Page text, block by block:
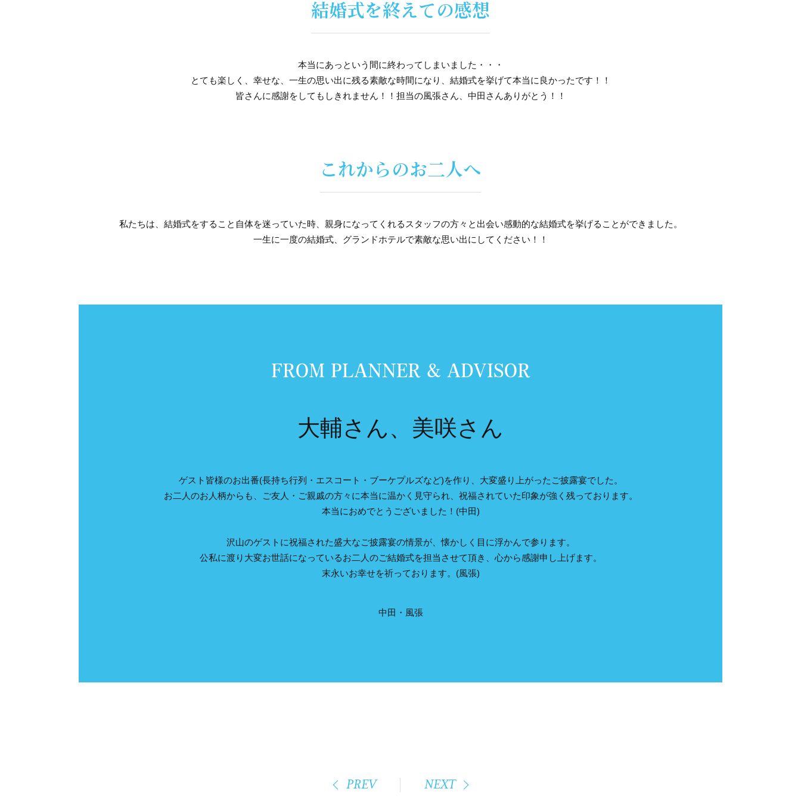
結婚式を終えての感想
本当にあっという間に終わってしまいました・・・
とても楽しく、幸せな、一生の思い出に残る素敵な時間になり、結婚式を挙げて本当に良かったです！！
皆さんに感謝をしてもしきれません！！担当の風張さん、中田さんありがとう！！
これからのお二人へ
私たちは、結婚式をすること自体を迷っていた時、親身になってくれるスタッフの方々と出会い感動的な結婚式を挙げることができました。
一生に一度の結婚式、グランドホテルで素敵な思い出にしてください！！
FROM PLANNER & ADVISOR
大輔さん、美咲さん
ゲスト皆様のお出番(長持ち行列・エスコート・ブーケプルズなど)を作り、大変盛り上がったご披露宴でした。
お二人のお人柄からも、ご友人・ご親戚の方々に本当に温かく見守られ、祝福されていた印象が強く残っております。
本当におめでとうございました！(中田)
沢山のゲストに祝福された盛大なご披露宴の情景が、懐かしく目に浮かんで参ります。
公私に渡り大変お世話になっているお二人のご結婚式を担当させて頂き、心から感謝申し上げます。
末永いお幸せを祈っております。(風張)
中田・風張
PREV NEXT